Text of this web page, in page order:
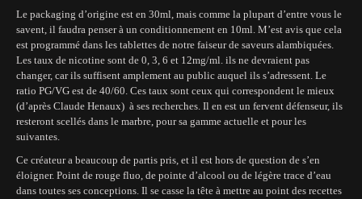
Le packaging d’origine est en 30ml, mais comme la plupart d’entre vous le
savent, il faudra penser à un conditionnement en 10ml. M’est avis que cela
est programmé dans les tablettes de notre faiseur de saveurs alambiquées.
Les taux de nicotine sont de 0, 3, 6 et 12mg/ml. ils ne devraient pas
changer, car ils suffisent amplement au public auquel ils s’adressent. Le
ratio PG/VG est de 40/60. Ces taux sont ceux qui correspondent le mieux
(d’après Claude Henaux) à ses recherches. Il en est un fervent défenseur, ils
resteront scellés dans le marbre, pour sa gamme actuelle et pour les
suivantes.
Ce créateur a beaucoup de partis pris, et il est hors de question de s’en
éloigner. Point de rouge fluo, de pointe d’alcool ou de légère trace d’eau
dans toutes ses conceptions. Il se casse la tête à mettre au point des recettes